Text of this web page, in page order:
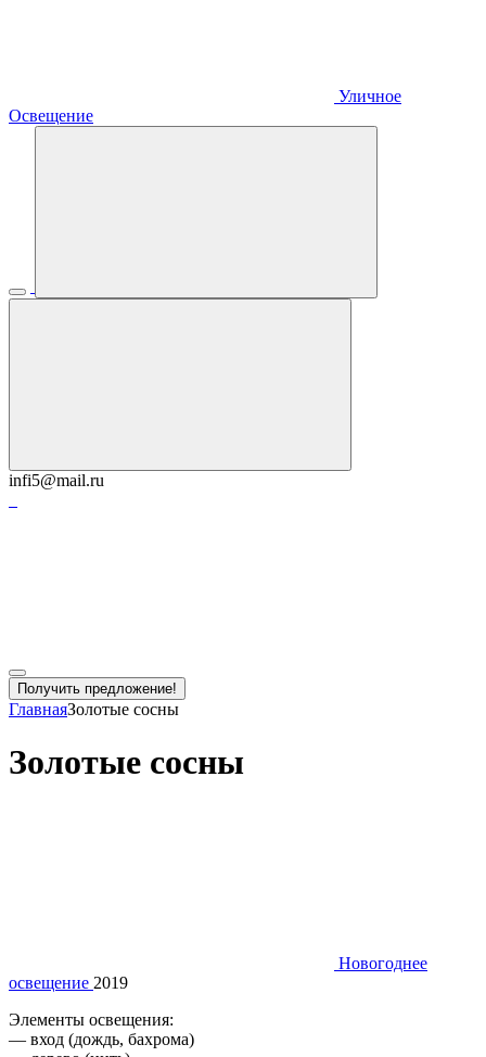
Уличное
Освещение
infi5@mail.ru
Получить предложение!
ГлавнаяЗолотые сосны
Золотые сосны
Новогоднее
освещение 2019
Элементы освещения:
— вход (дождь, бахрома)